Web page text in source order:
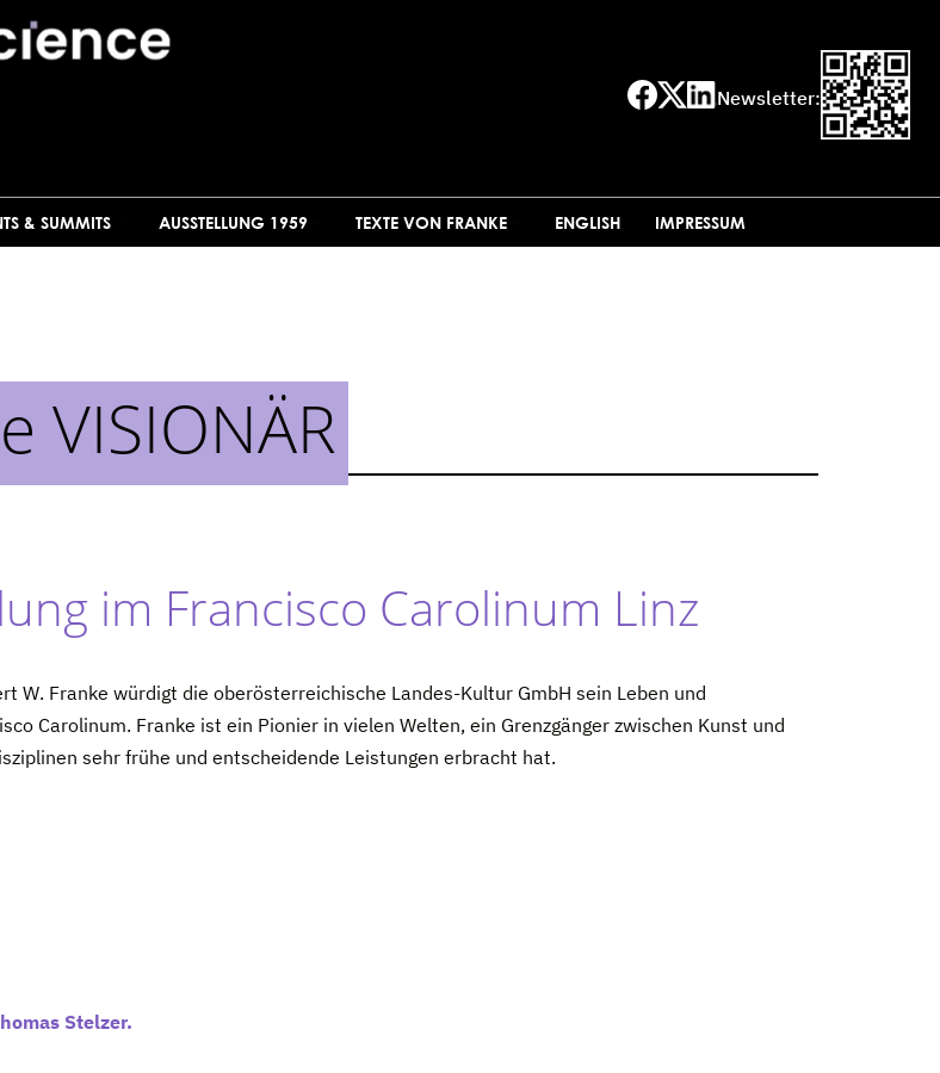
Newsletter:
& SUMMITS AUSSTELLUNG 1959 TEXTE VON FRANKE ENGLISH IMPRESSUM
VISIONÄR
im Francisco Carolinum Linz
W. Franke würdigt die oberösterreichische Landes-Kultur GmbH sein Leben und
Carolinum. Franke ist ein Pionier in vielen Welten, ein Grenzgänger zwischen Kunst und
sehr frühe und entscheidende Leistungen erbracht hat.
Stelzer.